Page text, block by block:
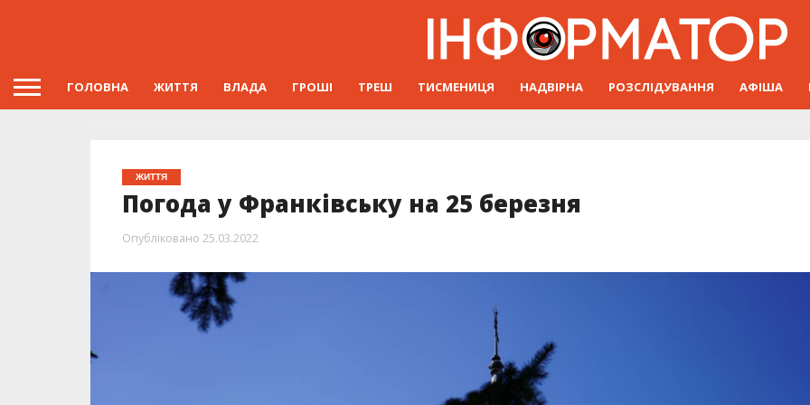
ГОЛОВНА ЖИТТЯ ВЛАДА ГРОШІ ТРЕШ ТИСМЕНИЦЯ НАДВІРНА РОЗСЛІДУВАННЯ АФІША
ЖИТТЯ
Погода у Франківську на 25 березня
Опубліковано 25.03.2022